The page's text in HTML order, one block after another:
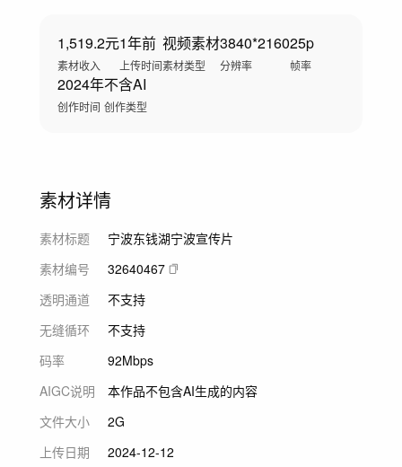
1,519.2元
素材收入
1年前
上传时间
视频素材
素材类型
3840*2160
分辨率
25p
帧率
2024年
创作时间
不含AI
创作类型
素材详情
素材标题
宁波东钱湖宁波宣传片
素材编号
32640467
透明通道
不支持
无缝循环
不支持
码率
92Mbps
AIGC说明
本作品不包含AI生成的内容
文件大小
2G
上传日期
2024-12-12